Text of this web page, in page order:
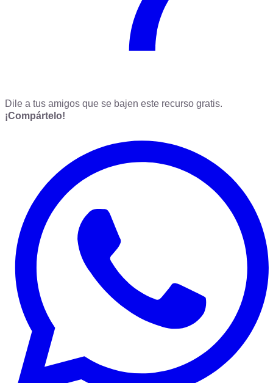
Dile a tus amigos que se bajen este recurso gratis.
¡Compártelo!